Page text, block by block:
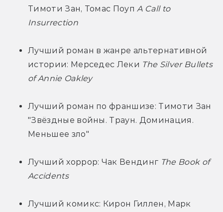
Тимоти Зан, Томас Поуп A Call to
Insurrection
Лучший роман в жанре альтернативной
истории: Мерседес Леки The Silver Bullets
of Annie Oakley
Лучший роман по франшизе: Тимоти Зан
"Звёздные войны. Траун. Доминация.
Меньшее зло"
Лучший хоррор: Чак Вендинг The Book of
Accidents
Лучший комикс: Кирон Гиллен, Марк